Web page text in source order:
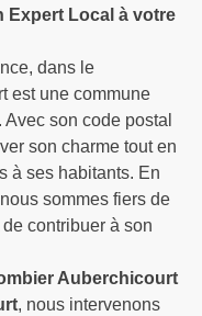
Expert Local à votre
dans le
est une commune
son code postal
son charme tout en
à ses habitants. En
sommes fiers de
contribuer à son
Auberchicourt
, nous intervenons